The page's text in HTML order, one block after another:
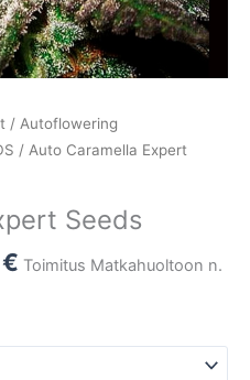
/ Autoflowering
/ Auto Caramella Expert
Seeds
€ Toimitus Matkahuoltoon n.